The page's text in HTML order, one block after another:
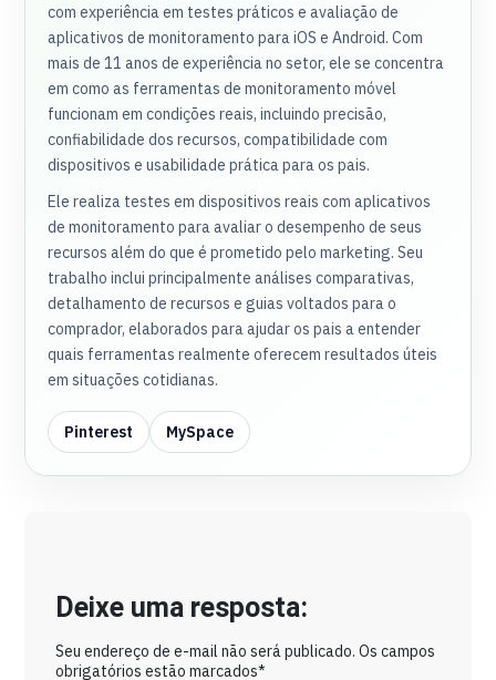
com experiência em testes práticos e avaliação de
aplicativos de monitoramento para iOS e Android. Com
mais de 11 anos de experiência no setor, ele se concentra
em como as ferramentas de monitoramento móvel
funcionam em condições reais, incluindo precisão,
confiabilidade dos recursos, compatibilidade com
dispositivos e usabilidade prática para os pais.
Ele realiza testes em dispositivos reais com aplicativos
de monitoramento para avaliar o desempenho de seus
recursos além do que é prometido pelo marketing. Seu
trabalho inclui principalmente análises comparativas,
detalhamento de recursos e guias voltados para o
comprador, elaborados para ajudar os pais a entender
quais ferramentas realmente oferecem resultados úteis
em situações cotidianas.
Pinterest MySpace
Deixe uma resposta:
Seu endereço de e-mail não será publicado. Os campos
obrigatórios estão marcados*